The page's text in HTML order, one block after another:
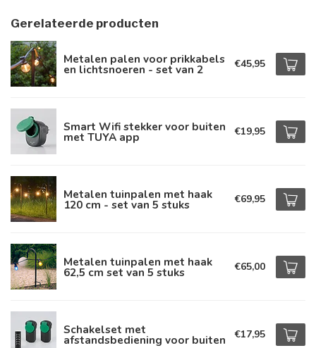
Gerelateerde producten
Metalen palen voor prikkabels
en lichtsnoeren - set van 2 €45,95
Smart Wifi stekker voor buiten
met TUYA app €19,95
Metalen tuinpalen met haak
120 cm - set van 5 stuks €69,95
Metalen tuinpalen met haak
62,5 cm set van 5 stuks €65,00
Schakelset met
afstandsbediening voor buiten €17,95